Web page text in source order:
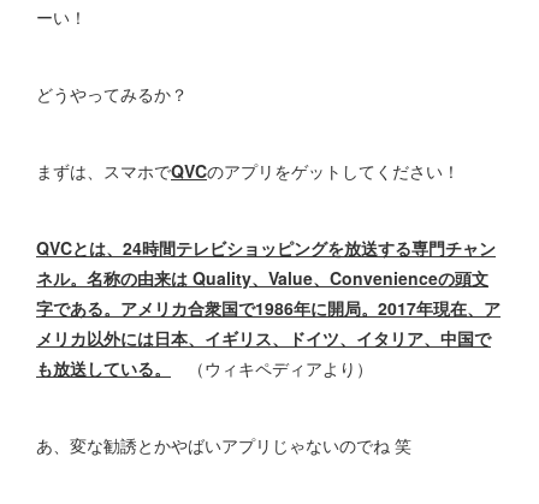
ーい！
どうやってみるか？
まずは、スマホでQVCのアプリをゲットしてください！
QVCとは、24時間テレビショッピングを放送する専門チャン
ネル。名称の由来は Quality、Value、Convenienceの頭文
字である。アメリカ合衆国で1986年に開局。2017年現在、ア
メリカ以外には日本、イギリス、ドイツ、イタリア、中国で
も放送している。
（ウィキペディアより）
あ、変な勧誘とかやばいアプリじゃないのでね 笑